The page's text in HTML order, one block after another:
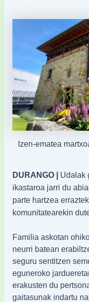
Izen-ematea
DURANGO |
Udalak
ikastaroa jarri du
parte hartzea
komunitatearekin
Familia askotan
neurri batean
seguru sentitzen
eguneroko
erakusten du
gaitasunak indartu